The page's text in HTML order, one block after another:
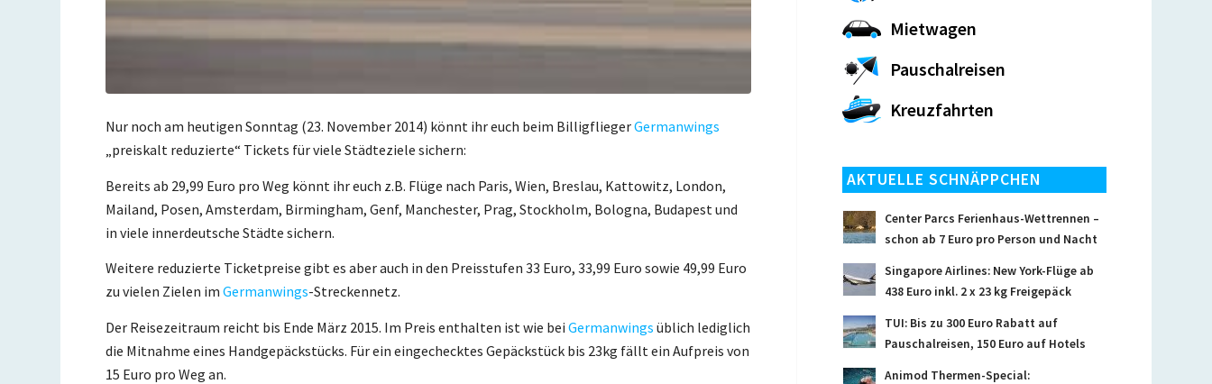
Nur noch am heutigen Sonntag (23. November 2014) könnt ihr euch beim BilligfliegerGermanwings
„preiskalt reduzierte“ Tickets für viele Städteziele sichern:
Bereits ab 29,99 Euro pro Weg könnt ihr euch z.B. Flüge nach Paris, Wien, Breslau, Kattowitz, London,
Mailand, Posen, Amsterdam, Birmingham, Genf, Manchester, Prag, Stockholm, Bologna, Budapest und
in viele innerdeutsche Städte sichern.
Weitere reduzierte Ticketpreise gibt es aber auch in den Preisstufen 33 Euro, 33,99 Euro sowie 49,99 Euro
zu vielen Zielen imGermanwings-Streckennetz.
Der Reisezeitraum reicht bis Ende März 2015. Im Preis enthalten ist wie beiGermanwings üblich lediglich
die Mitnahme eines Handgepäckstücks. Für ein eingechecktes Gepäckstück bis 23kg fällt ein Aufpreis von
15 Euro pro Weg an.
Mietwagen
Pauschalreisen
Kreuzfahrten
AKTUELLE SCHNÄPPCHEN
Center Parcs Ferienhaus-Wettrennen –
schon ab 7 Euro pro Person und Nacht
Singapore Airlines: New York-Flüge ab
438 Euro inkl. 2 x 23 kg Freigepäck
TUI: Bis zu 300 Euro Rabatt auf
Pauschalreisen, 150 Euro auf Hotels
Animod Thermen-Special: